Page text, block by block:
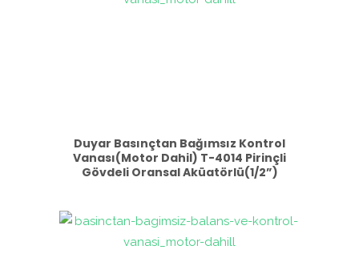
Duyar Basınçtan Bağımsız Kontrol
Vanası(Motor Dahil) T-4014 Pirinçli
Gövdeli Oransal Aküatörlü(1/2”)